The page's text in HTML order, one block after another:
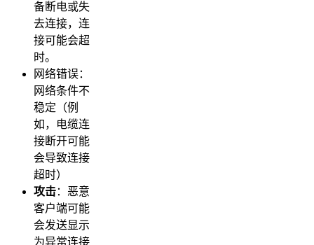
备断电或失
去连接，连
接可能会超
时。
网络错误：
网络条件不
稳定（例
如，电缆连
接断开可能
会导致连接
超时）
攻击：恶意
客户端可能
会发送显示
为异常连接